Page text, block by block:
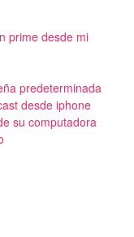
prime desde mi
predeterminada
desde iphone
su computadora